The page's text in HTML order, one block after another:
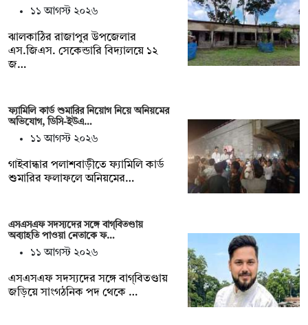
১১ আগস্ট ২০২৬
ঝালকাঠির রাজাপুর উপজেলার
এস.জিএস. সেকেন্ডারি বিদ্যালয়ে ১২
জ…
ফ্যামিলি কার্ড শুমারির নিয়োগ নিয়ে অনিয়মের
অভিযোগ, ডিসি-ইউএ…
১১ আগস্ট ২০২৬
গাইবান্ধার পলাশবাড়ীতে ফ্যামিলি কার্ড
শুমারির ফলাফলে অনিয়মের…
এসএসএফ সদস্যদের সঙ্গে বাগ্‌বিতণ্ডায়
অব্যাহতি পাওয়া নেতাকে ফ…
১১ আগস্ট ২০২৬
এসএসএফ সদস্যদের সঙ্গে বাগ্‌বিতণ্ডায়
জড়িয়ে সাংগঠনিক পদ থেকে …